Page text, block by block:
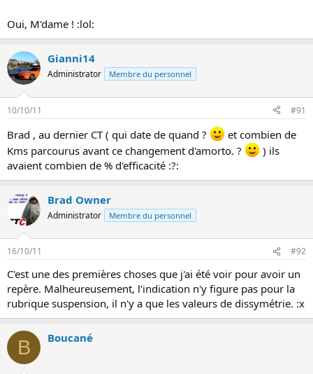
Oui, M'dame ! :lol:
Gianni14
Administrator Membre du personnel
10/10/11 #91
Brad , au dernier CT ( qui date de quand ?
et combien de
Kms parcourus avant ce changement d'amorto. ?
) ils
avaient combien de % d'efficacité :?:
Brad Owner
Administrator Membre du personnel
16/10/11 #92
C'est une des premières choses que j'ai été voir pour avoir un
repère. Malheureusement, l'indication n'y figure pas pour la
rubrique suspension, il n'y a que les valeurs de dissymétrie. :x
B Boucané